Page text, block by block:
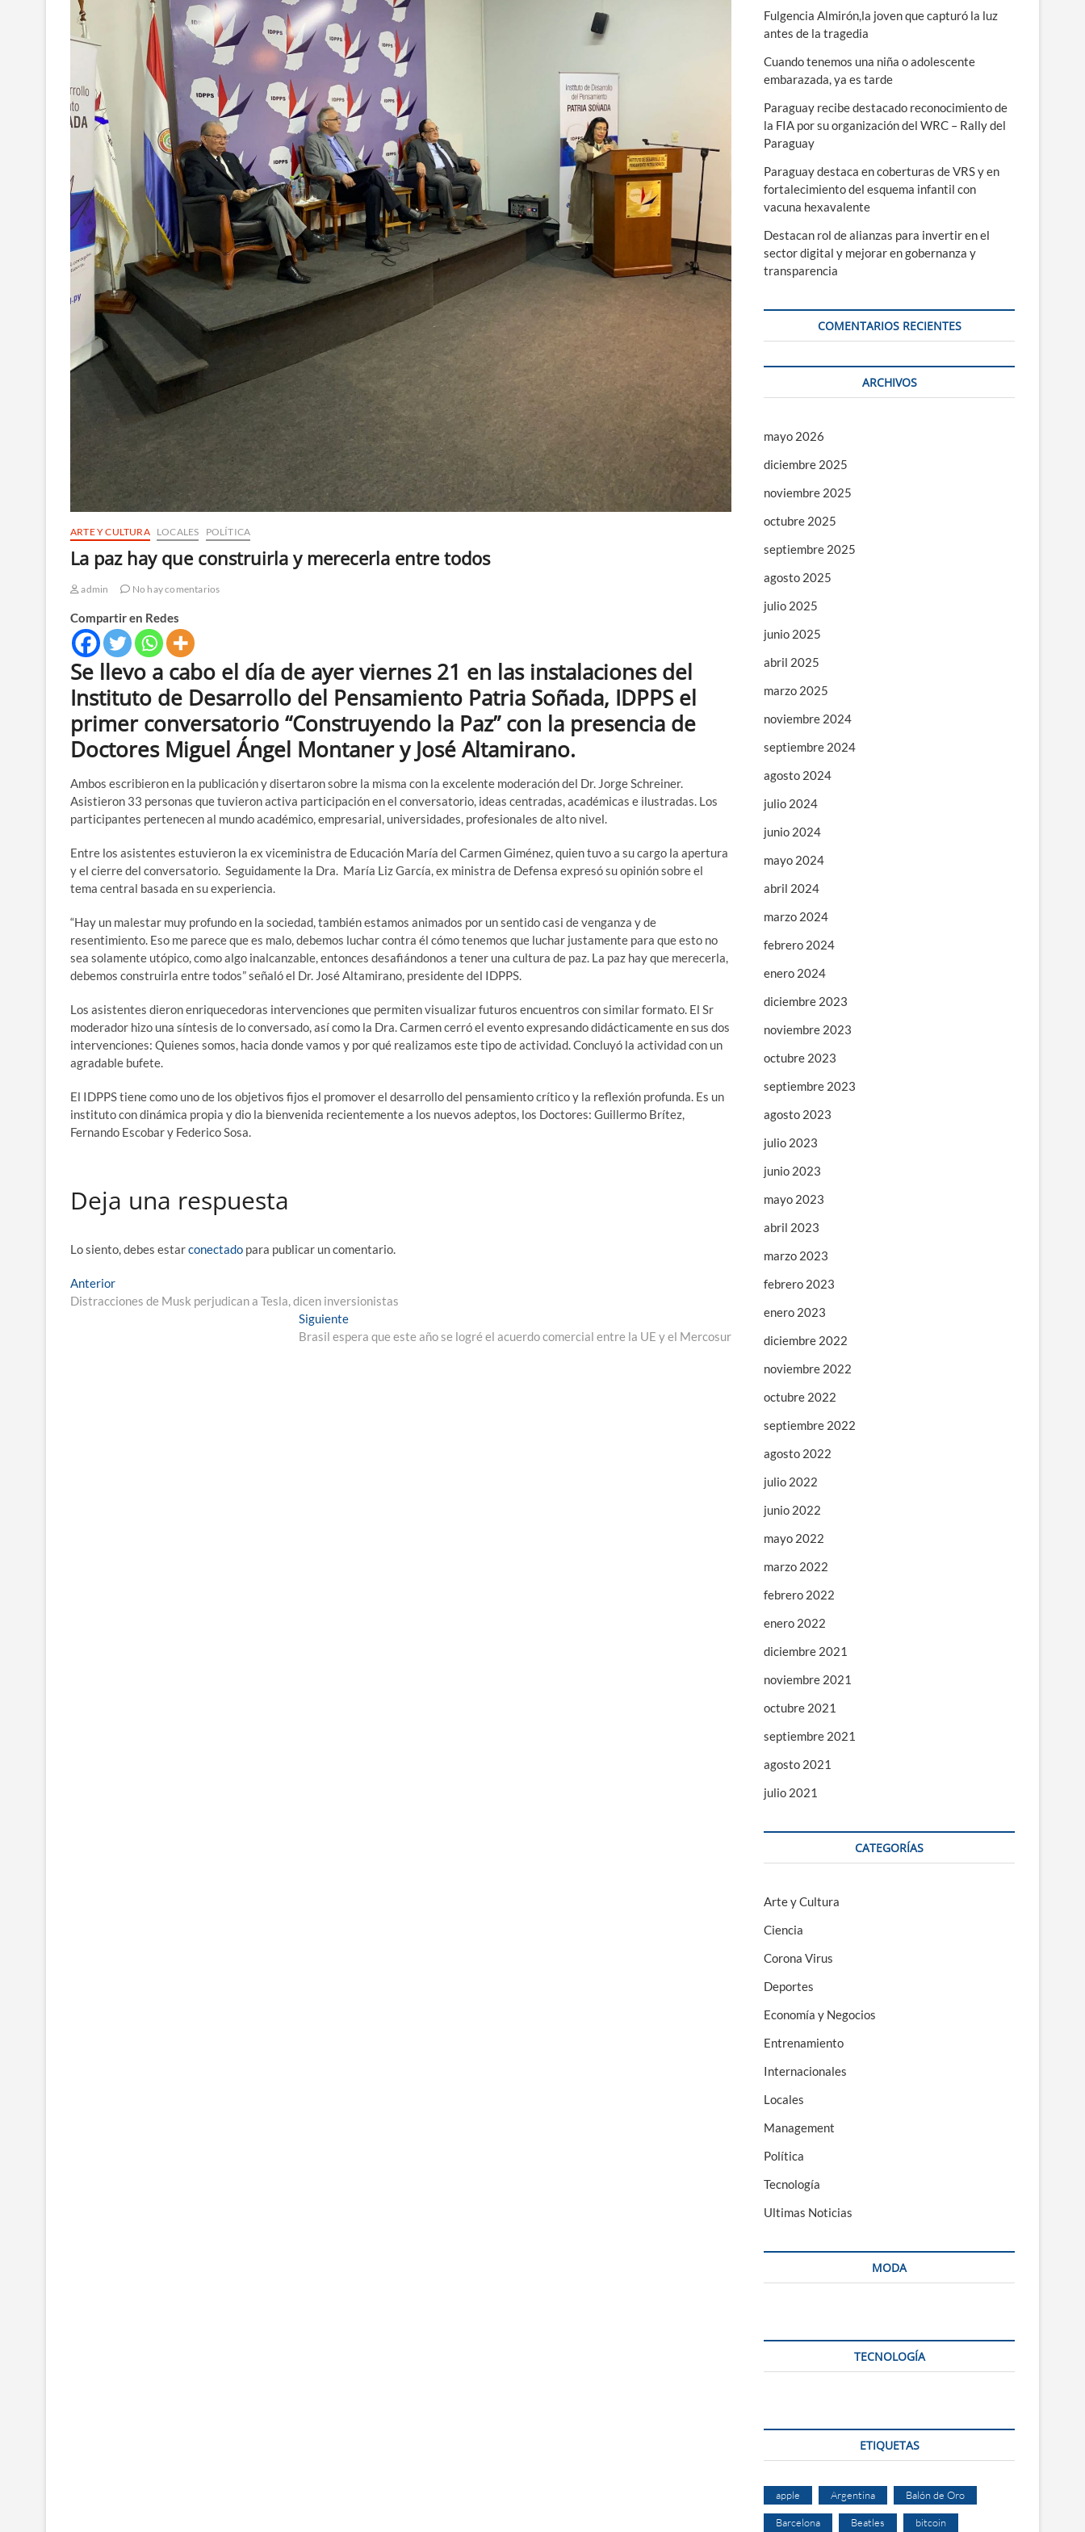
ú
ARTE Y CULTURA LOCALES POLÍTICA
La paz hay que construirla y merecerla entre todos
admin No hay comentarios
Compartir en Redes
Se llevo a cabo el día de ayer viernes 21 en las instalaciones del
Instituto de Desarrollo del Pensamiento Patria Soñada, IDPPS el
primer conversatorio “Construyendo la Paz” con la presencia de
Doctores Miguel Ángel Montaner y José Altamirano.
Ambos escribieron en la publicación y disertaron sobre la misma con la excelente moderación del Dr. Jorge Schreiner.
Asistieron 33 personas que tuvieron activa participación en el conversatorio, ideas centradas, académicas e ilustradas. Los
participantes pertenecen al mundo académico, empresarial, universidades, profesionales de alto nivel.
Entre los asistentes estuvieron la ex viceministra de Educación María del Carmen Giménez, quien tuvo a su cargo la apertura
y el cierre del conversatorio. Seguidamente la Dra. María Liz García, ex ministra de Defensa expresó su opinión sobre el
tema central basada en su experiencia.
“Hay un malestar muy profundo en la sociedad, también estamos animados por un sentido casi de venganza y de
resentimiento. Eso me parece que es malo, debemos luchar contra él cómo tenemos que luchar justamente para que esto no
sea solamente utópico, como algo inalcanzable, entonces desafiándonos a tener una cultura de paz. La paz hay que merecerla,
debemos construirla entre todos” señaló el Dr. José Altamirano, presidente del IDPPS.
Los asistentes dieron enriquecedoras intervenciones que permiten visualizar futuros encuentros con similar formato. El Sr
moderador hizo una síntesis de lo conversado, así como la Dra. Carmen cerró el evento expresando didácticamente en sus dos
intervenciones: Quienes somos, hacia donde vamos y por qué realizamos este tipo de actividad. Concluyó la actividad con un
agradable bufete.
El IDPPS tiene como uno de los objetivos fijos el promover el desarrollo del pensamiento crítico y la reflexión profunda. Es un
instituto con dinámica propia y dio la bienvenida recientemente a los nuevos adeptos, los Doctores: Guillermo Brítez,
Fernando Escobar y Federico Sosa.
Deja una respuesta
Lo siento, debes estarconectado para publicar un comentario.
Navegación
de
AnteriorEntrada
anterior:
Distracciones de Musk perjudican a Tesla, dicen inversionistas
SiguienteEntrada
siguiente:
Brasil espera que este año se logré el acuerdo comercial entre la UE y el Mercosur
Fulgencia Almirón,la joven que capturó la luz
antes de la tragedia
Cuando tenemos una niña o adolescente
embarazada, ya es tarde
Paraguay recibe destacado reconocimiento de
la FIA por su organización del WRC – Rally del
Paraguay
Paraguay destaca en coberturas de VRS y en
fortalecimiento del esquema infantil con
vacuna hexavalente
Destacan rol de alianzas para invertir en el
sector digital y mejorar en gobernanza y
transparencia
COMENTARIOS RECIENTES
ARCHIVOS
mayo 2026
diciembre 2025
noviembre 2025
octubre 2025
septiembre 2025
agosto 2025
julio 2025
junio 2025
abril 2025
marzo 2025
noviembre 2024
septiembre 2024
agosto 2024
julio 2024
junio 2024
mayo 2024
abril 2024
marzo 2024
febrero 2024
enero 2024
diciembre 2023
noviembre 2023
octubre 2023
septiembre 2023
agosto 2023
julio 2023
junio 2023
mayo 2023
abril 2023
marzo 2023
febrero 2023
enero 2023
diciembre 2022
noviembre 2022
octubre 2022
septiembre 2022
agosto 2022
julio 2022
junio 2022
mayo 2022
marzo 2022
febrero 2022
enero 2022
diciembre 2021
noviembre 2021
octubre 2021
septiembre 2021
agosto 2021
julio 2021
CATEGORÍAS
Arte y Cultura
Ciencia
Corona Virus
Deportes
Economía y Negocios
Entrenamiento
Internacionales
Locales
Management
Política
Tecnología
Ultimas Noticias
MODA
TECNOLOGÍA
ETIQUETAS
apple Argentina Balón de Oro
Barcelona Beatles bitcoin